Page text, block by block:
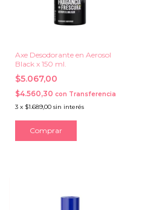
Axe Desodorante en Aerosol
Black x 150 ml.
$5.067,00
$4.560,30 con Transferencia
3 x $1.689,00 sin interés